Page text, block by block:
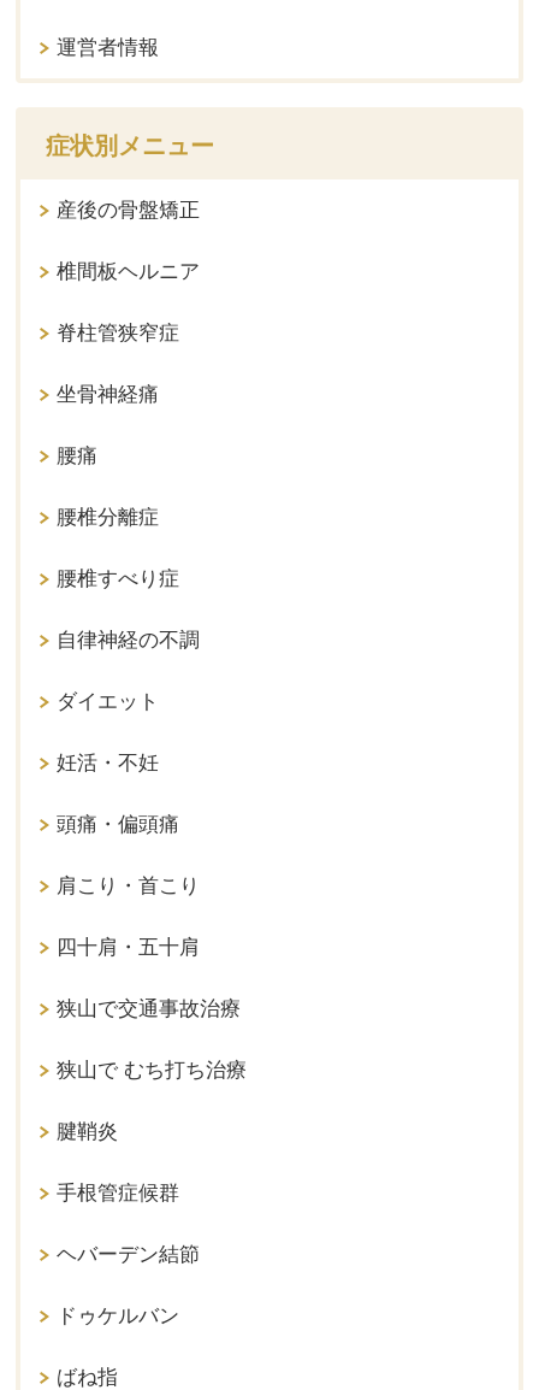
運営者情報
症状別メニュー
産後の骨盤矯正
椎間板ヘルニア
脊柱管狭窄症
坐骨神経痛
腰痛
腰椎分離症
腰椎すべり症
自律神経の不調
ダイエット
妊活・不妊
頭痛・偏頭痛
肩こり・首こり
四十肩・五十肩
狭山で交通事故治療
狭山で むち打ち治療
腱鞘炎
手根管症候群
ヘバーデン結節
ドゥケルバン
ばね指